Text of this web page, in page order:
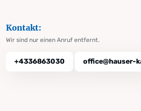
Kontakt:
Wir sind nur einen Anruf entfernt.
+4336863030 office@hauser-